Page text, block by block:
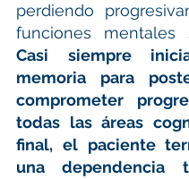
perdiendo
Casi siempre
memoria para
comprometer
todas las áreas
final, el paciente
una dependencia